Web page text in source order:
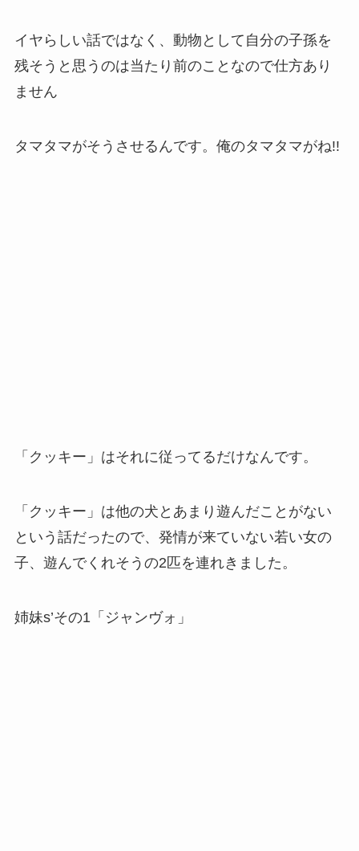
イヤらしい話ではなく、動物として自分の子孫を
残そうと思うのは当たり前のことなので仕方あり
ません
タマタマがそうさせるんです。俺のタマタマがね!!
「クッキー」はそれに従ってるだけなんです。
「クッキー」は他の犬とあまり遊んだことがない
という話だったので、発情が来ていない若い女の
子、遊んでくれそうの2匹を連れきました。
姉妹s’その1「ジャンヴォ」